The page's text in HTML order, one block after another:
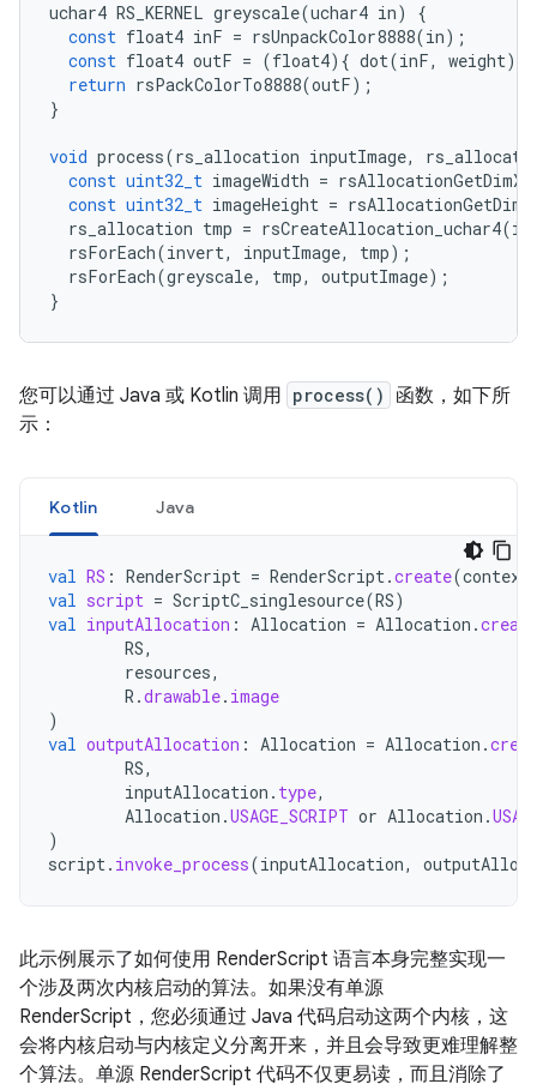
uchar4 RS_KERNEL greyscale(uchar4 in)
{
const float4 inF = rsUnpackColor8888(in);
const float4 outF = (float4){ dot(inF, weight)
return rsPackColorTo8888(outF);
}
void process(rs_allocation inputImage,
const uint32_t imageWidth = rsAllocationGetDimX
const uint32_t imageHeight = rsAllocationGetDimY
rs_allocation tmp = rsCreateAllocation_uchar4(
rsForEach(invert, inputImage, tmp);
rsForEach(greyscale, tmp, outputImage);
}
您可以通过 Java 或 Kotlin 调用 process()
函数，如下所
示：
Kotlin Java
val RS : RenderScript = RenderScript.create(context
val script = ScriptC_singlesource(RS)
val inputAllocation : Allocation = Allocation .
RS,
resources,
R .drawable. image
)
val outputAllocation : Allocation = Allocation .
RS,
inputAllocation . type,
Allocation .USAGE_SCRIPT or Allocation .
)
script. invoke_process(inputAllocation,
此示例展示了如何使用 RenderScript 语言本身完整实现一
个涉及两次内核启动的算法。如果没有单源
RenderScript，您必须通过 Java 代码启动这两个内核，这
会将内核启动与内核定义分离开来，并且会导致更难理解整
个算法。单源 RenderScript 代码不仅更易读，而且消除了